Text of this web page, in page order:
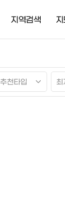
지역검색
추천타입 최